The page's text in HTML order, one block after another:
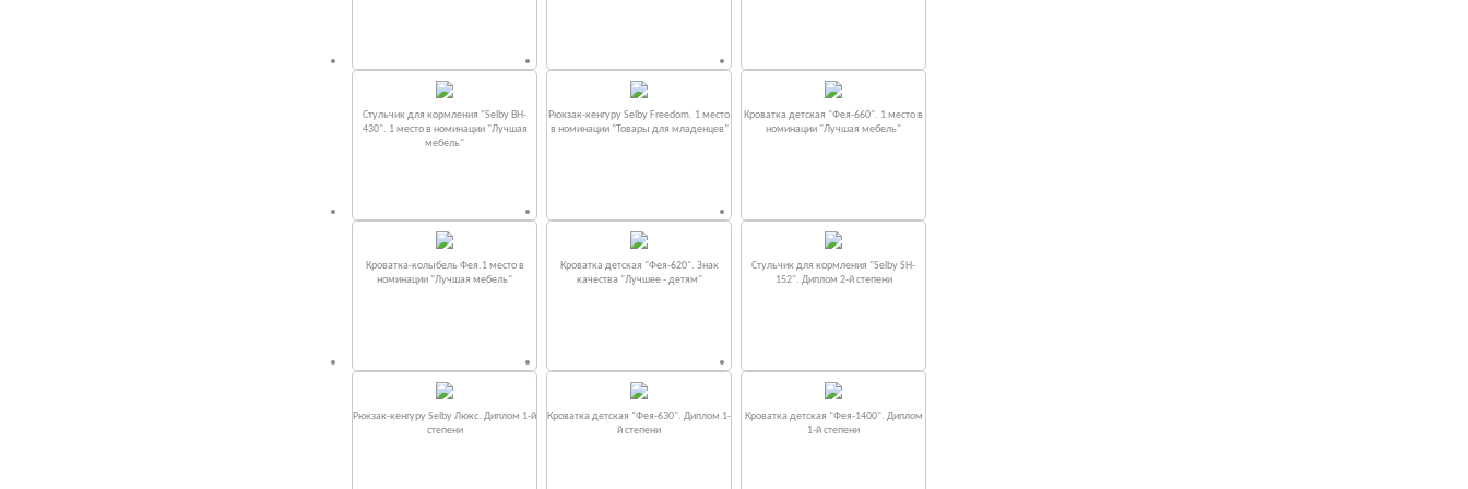
Стульчик для кормления "Selby BH-
430". 1 место в номинации "Лучшая
мебель"
Рюкзак-кенгуру Selby Freedom. 1 место
в номинации “Товары для младенцев”
Кроватка детская "Фея-660". 1 место в
номинации "Лучшая мебель"
Кроватка-колыбель Фея.1 место в
номинации "Лучшая мебель"
Кроватка детская "Фея-620". Знак
качества "Лучшее - детям"
Стульчик для кормления "Selby SH-
152". Диплом 2-й степени
Рюкзак-кенгуру Selby Люкс. Диплом 1-й
степени
Кроватка детская "Фея-630". Диплом 1-
й степени
Кроватка детская "Фея-1400". Диплом
1-й степени